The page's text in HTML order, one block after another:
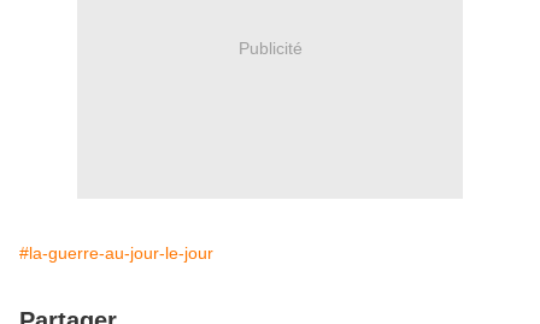
Publicité
#la-guerre-au-jour-le-jour